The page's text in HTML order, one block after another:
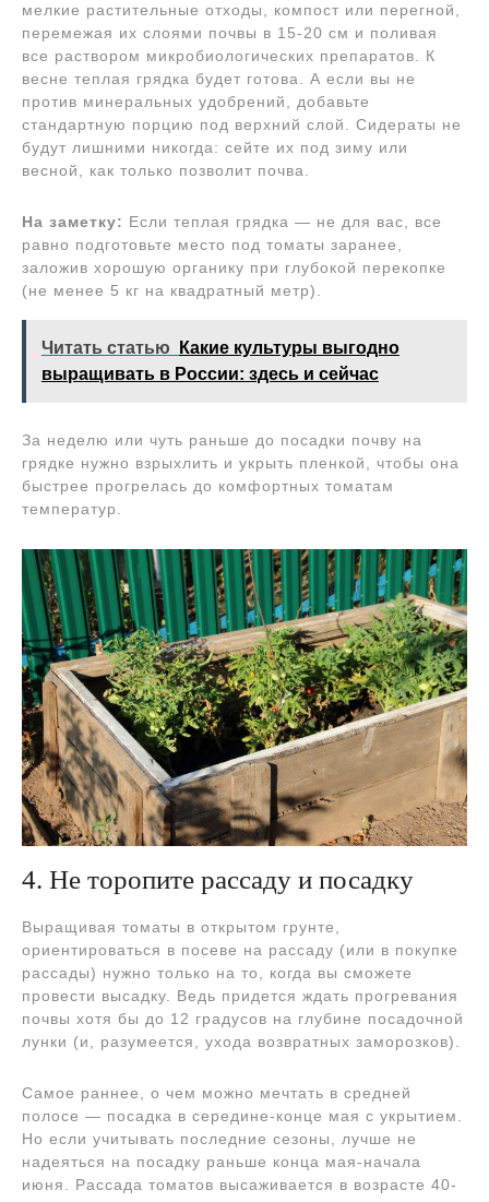
мелкие растительные отходы, компост или перегной,
перемежая их слоями почвы в 15-20 см и поливая
все раствором микробиологических препаратов. К
весне теплая грядка будет готова. А если вы не
против минеральных удобрений, добавьте
стандартную порцию под верхний слой. Сидераты не
будут лишними никогда: сейте их под зиму или
весной, как только позволит почва.
На заметку: Если теплая грядка — не для вас, все
равно подготовьте место под томаты заранее,
заложив хорошую органику при глубокой перекопке
(не менее 5 кг на квадратный метр).
Читать статью
Какие культуры выгодно
выращивать в России: здесь и сейчас
За неделю или чуть раньше до посадки почву на
грядке нужно взрыхлить и укрыть пленкой, чтобы она
быстрее прогрелась до комфортных томатам
температур.
4. Не торопите рассаду и посадку
Выращивая томаты в открытом грунте,
ориентироваться в посеве на рассаду (или в покупке
рассады) нужно только на то, когда вы сможете
провести высадку. Ведь придется ждать прогревания
почвы хотя бы до 12 градусов на глубине посадочной
лунки (и, разумеется, ухода возвратных заморозков).
Самое раннее, о чем можно мечтать в средней
полосе — посадка в середине-конце мая с укрытием.
Но если учитывать последние сезоны, лучше не
надеяться на посадку раньше конца мая-начала
июня. Рассада томатов высаживается в возрасте 40-